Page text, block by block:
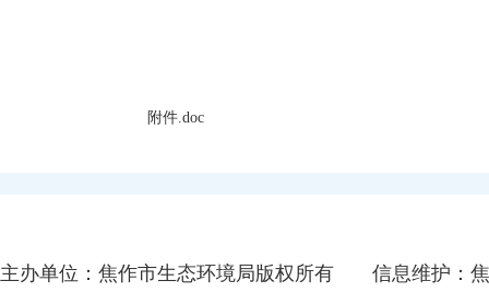
附件.doc
主办单位：焦作市生态环境局版权所有
信息维护：